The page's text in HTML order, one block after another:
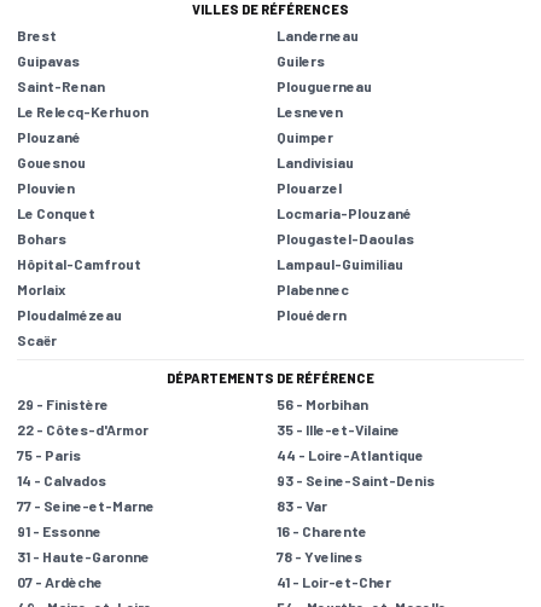
VILLES DE RÉFÉRENCES
Brest
Landerneau
Guipavas
Guilers
Saint-Renan
Plouguerneau
Le Relecq-Kerhuon
Lesneven
Plouzané
Quimper
Gouesnou
Landivisiau
Plouvien
Plouarzel
Le Conquet
Locmaria-Plouzané
Bohars
Plougastel-Daoulas
Hôpital-Camfrout
Lampaul-Guimiliau
Morlaix
Plabennec
Ploudalmézeau
Plouédern
Scaër
DÉPARTEMENTS DE RÉFÉRENCE
29 - Finistère
56 - Morbihan
22 - Côtes-d'Armor
35 - Ille-et-Vilaine
75 - Paris
44 - Loire-Atlantique
14 - Calvados
93 - Seine-Saint-Denis
77 - Seine-et-Marne
83 - Var
91 - Essonne
16 - Charente
31 - Haute-Garonne
78 - Yvelines
07 - Ardèche
41 - Loir-et-Cher